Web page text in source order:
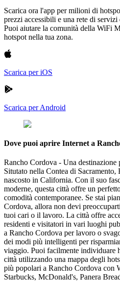
Scarica ora l'app per milioni di
prezzi accessibili e una rete di
Puoi aiutare la comunità della WiFi
hotspot nella tua zona.
Scarica per iOS
Scarica per Android
Dove puoi aprire Internet a
Rancho Cordova - Una
Situtato nella Contea di
nascosto in California. Con il suo
moderne, questa città offre un
comodità contemporanee. Se stai
Cordova, allora non devi
tuoi cari o il lavoro. La città offre
residenti e visitatori in vari luoghi
a Rancho Cordova per lavoro o
dei modi più intelligenti per
viaggio. Puoi facilmente individuare
città utilizzando una mappa degli
più popolari a Rancho Cordova con
Starbucks, McDonald's, Panera